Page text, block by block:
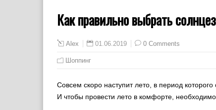
Как правильно выбрать
Alex 01.06.2019 0 Comments
Шоппинг
Совсем скоро наступит лето, в период которого
И чтобы провести лето в комфорте,